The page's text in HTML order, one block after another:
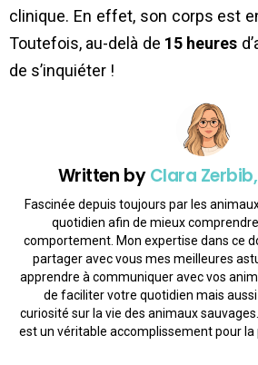
clinique. En effet, son corps est
Toutefois, au-delà de 15 heures
de s’inquiéter !
Written byClara
Fascinée depuis toujours par les
quotidien afin de mieux
comportement. Mon expertise dans ce
partager avec vous mes meilleures
apprendre à communiquer avec vos
de faciliter votre quotidien mais
curiosité sur la vie des animaux
est un véritable accomplissement pour la